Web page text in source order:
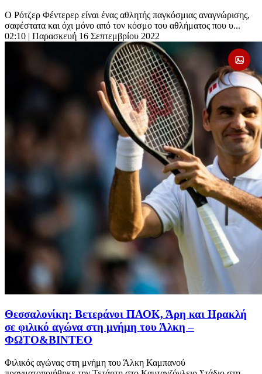
Ο Ρότζερ Φέντερερ είναι ένας αθλητής παγκόσμιας αναγνώρισης,
σαφέστατα και όχι μόνο από τον κόσμο του αθλήματος που υ...
02:10 | Παρασκευή 16 Σεπτεμβρίου 2022
Θεσσαλονίκη: Βετεράνοι ΠΑΟΚ, Άρη και Ηρακλή
σε φιλικό αγώνα στη μνήμη του Άλκη –
ΦΩΤΟ&ΒΙΝΤΕΟ
Φιλικός αγώνας στη μνήμη του Άλκη Καμπανού